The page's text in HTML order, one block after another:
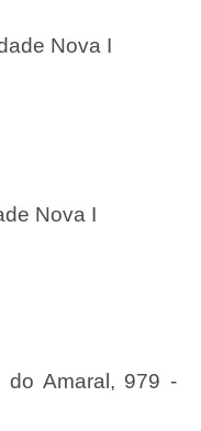
Nova I
Nova I
do Amaral, 979 -